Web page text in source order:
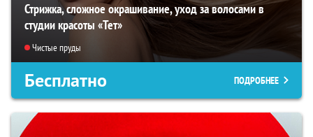
Стрижка, сложное окрашивание, уход за волосами в
студии красоты «Тет»
Чистые пруды
Бесплатно ПОДРОБНЕЕ